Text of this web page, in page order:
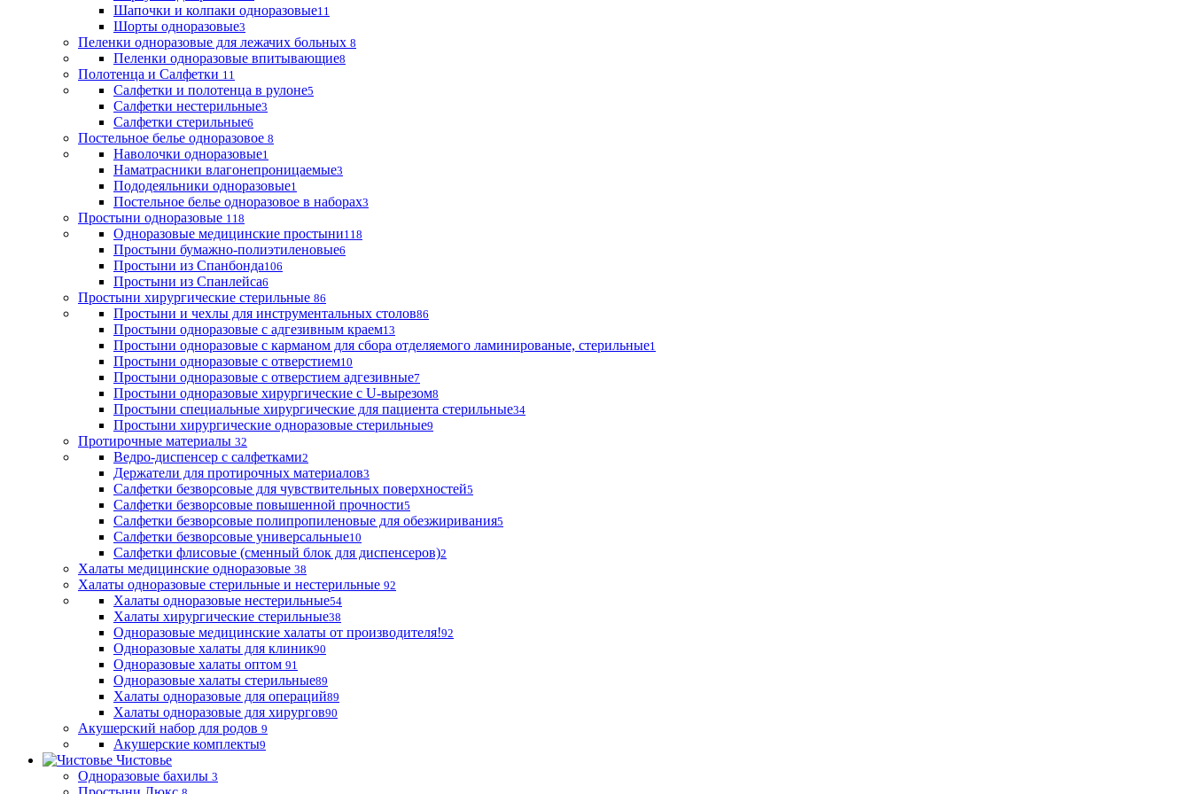
Шапочки и колпаки одноразовые11
Шорты одноразовые3
Пеленки одноразовые для лежачих больных 8
Пеленки одноразовые впитывающие8
Полотенца и Салфетки 11
Салфетки и полотенца в рулоне5
Салфетки нестерильные3
Салфетки стерильные6
Постельное белье одноразовое 8
Наволочки одноразовые1
Наматрасники влагонепроницаемые3
Пододеяльники одноразовые1
Постельное белье одноразовое в наборах3
Простыни одноразовые 118
Одноразовые медицинские простыни118
Простыни бумажно-полиэтиленовые6
Простыни из Спанбонда106
Простыни из Спанлейса6
Простыни хирургические стерильные 86
Простыни и чехлы для инструментальных столов86
Простыни одноразовые с адгезивным краем13
Простыни одноразовые с карманом для сбора отделяемого ламинированые, стерильные1
Простыни одноразовые с отверстием10
Простыни одноразовые с отверстием адгезивные7
Простыни одноразовые хирургические с U-вырезом8
Простыни специальные хирургические для пациента стерильные34
Простыни хирургические одноразовые стерильные9
Протирочные материалы 32
Ведро-диспенсер с салфетками2
Держатели для протирочных материалов3
Салфетки безворсовые для чувствительных поверхностей5
Салфетки безворсовые повышенной прочности5
Салфетки безворсовые полипропиленовые для обезжиривания5
Салфетки безворсовые универсальные10
Салфетки флисовые (сменный блок для диспенсеров)2
Халаты медицинские одноразовые 38
Халаты одноразовые стерильные и нестерильные 92
Халаты одноразовые нестерильные54
Халаты хирургические стерильные38
Одноразовые медицинские халаты от производителя!92
Одноразовые халаты для клиник90
Одноразовые халаты оптом 91
Одноразовые халаты стерильные89
Халаты одноразовые для операций89
Халаты одноразовые для хирургов90
Акушерский набор для родов 9
Акушерские комплекты9
Чистовье
Одноразовые бахилы 3